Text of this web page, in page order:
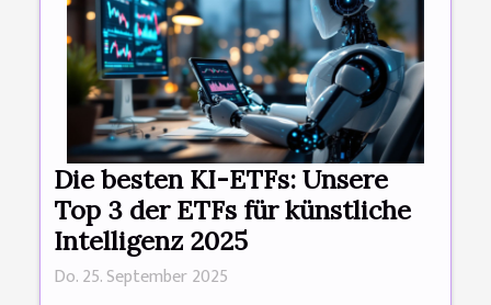
Die besten KI-ETFs: Unsere
Top 3 der ETFs für künstliche
Intelligenz 2025
Do. 25. September 2025